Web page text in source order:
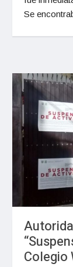
Se
Colegio